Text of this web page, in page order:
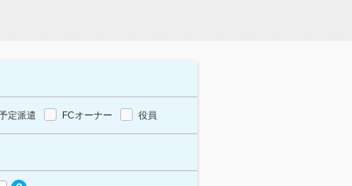
定派遣 FCオーナー 役員